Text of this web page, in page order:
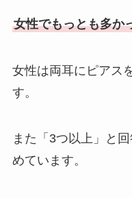
女性でもっとも多か
女性は両耳にピアス
す。
また「3つ以上」と
めています。